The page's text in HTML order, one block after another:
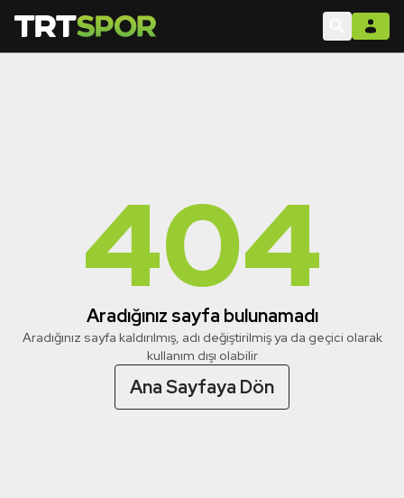
404
Aradığınız sayfa bulunamadı
Aradığınız sayfa kaldırılmış, adı değiştirilmiş ya da geçici olarak
kullanım dışı olabilir
Ana Sayfaya Dön